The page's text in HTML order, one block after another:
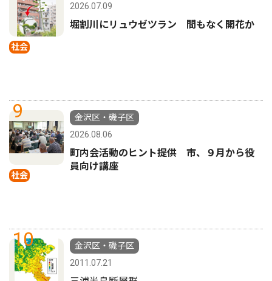
社会
2026.07.09
堀割川にリュウゼツラン 間もなく開花か
9
社会
金沢区・磯子区
2026.08.06
町内会活動のヒント提供 市、９月から役
員向け講座
10
金沢区・磯子区
2011.07.21